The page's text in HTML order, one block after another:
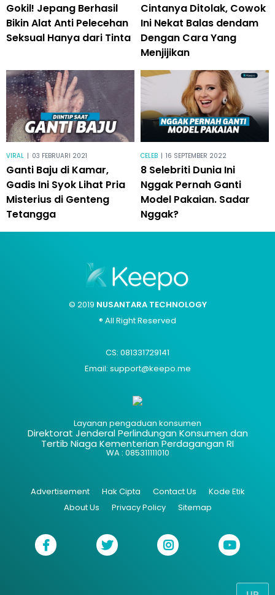
Gokil! Jepang Berhasil
Bikin Alat Anti Pelecehan
Seksual Hanya dari Tinta
Cintanya Ditolak, Cowok
Ini Nekat Balas dendam
Dengan Cara Yang
Menjijikan
VIRAL | 03 FEBRUARI 2021
Ganti Baju di Kamar,
Gadis Ini Syok Lihat Pria
Misterius di Genteng
Tetangga
CELEB | 16 SEPTEMBER 2022
8 Selebriti Dunia Ini
Nggak Pernah Ganti
Model Pakaian. Sadar
Nggak?
© 2019 NUSANTARA TECHNOLOGY
® All Right Reserved
CS: 081331729141
Email: support@keepo.me
Layanan pengaduan konsumen
Direktorat Jenderal Perlindungan Konsumen dan
Tertib Niaga Kementerian Perdagangan RI
WA : 085311111010
Advertisement Hak Cipta Contact Us
Kode Etik
About Us
Privacy Policy Sitemap